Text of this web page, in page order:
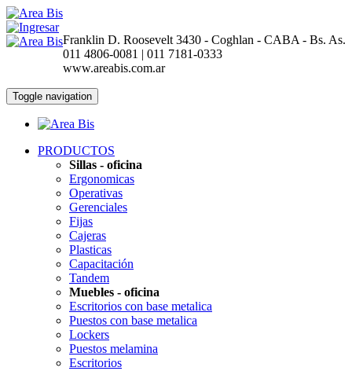
Franklin D. Roosevelt 3430 - Coghlan - CABA - Bs. As.
011 4806-0081 | 011 7181-0333
www.areabis.com.ar
Toggle navigation
PRODUCTOS
Sillas - oficina
Ergonomicas
Operativas
Gerenciales
Fijas
Cajeras
Plasticas
Capacitación
Tandem
Muebles - oficina
Escritorios con base metalica
Puestos con base metalica
Lockers
Puestos melamina
Escritorios